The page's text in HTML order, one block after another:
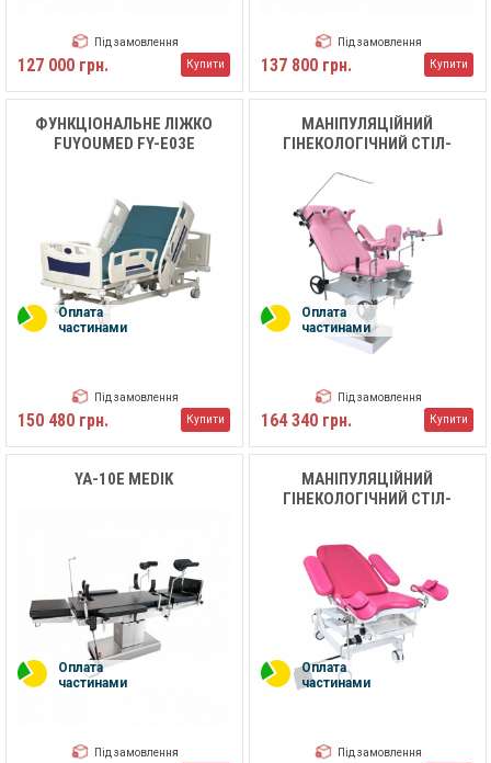
Під замовлення
127 000 грн. Купити
Під замовлення
137 800 грн. Купити
ФУНКЦІОНАЛЬНЕ ЛІЖКО
FUYOUMED FY-E03E
Оплата
частинами
Під замовлення
150 480 грн. Купити
МАНІПУЛЯЦІЙНИЙ
ГІНЕКОЛОГІЧНИЙ СТІЛ-
401G
Оплата
частинами
Під замовлення
164 340 грн. Купити
YA-10E MEDIK
Оплата
частинами
Під замовлення
МАНІПУЛЯЦІЙНИЙ
ГІНЕКОЛОГІЧНИЙ СТІЛ-
Оплата
частинами
Під замовлення